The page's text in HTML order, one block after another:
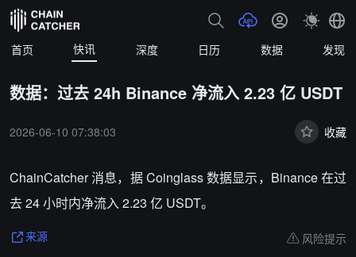
首页 快讯 深度 日历 数据 发现
数据：过去 24h Binance 净流入 2.23 亿 USDT
2026-06-10 07:38:03 收藏
ChainCatcher 消息，据 Coinglass 数据显示，Binance 在过
去 24 小时内净流入 2.23 亿 USDT。
来源 风险提示